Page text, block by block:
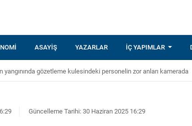
ASAYIŞ YAZARLAR İÇ YAPIMLAR
yangınında gözetleme kulesindeki personelin zor anları kamerada
Güncelleme Tarihi: 30 Haziran 2025 16:29